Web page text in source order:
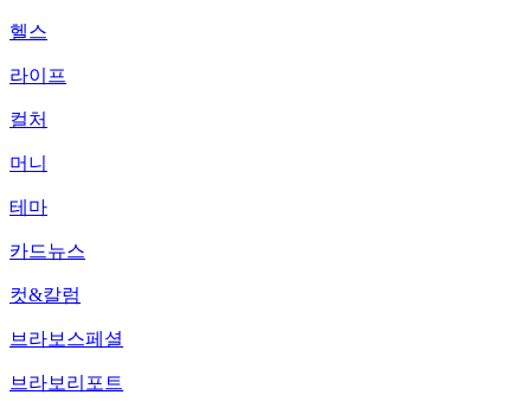
헬스
라이프
컬처
머니
테마
카드뉴스
컷&칼럼
브라보스페셜
브라보리포트